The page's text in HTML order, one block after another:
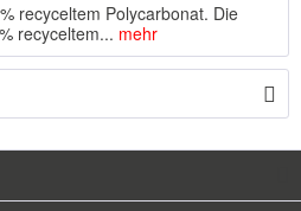
recyceltem Polycarbonat. Die
recyceltem... mehr